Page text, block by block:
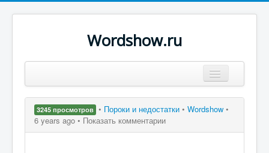
Wordshow.ru
Популярные цитаты
3245 просмотров • Пороки и недостатки • Wordshow •
6 years ago • Показать комментарии